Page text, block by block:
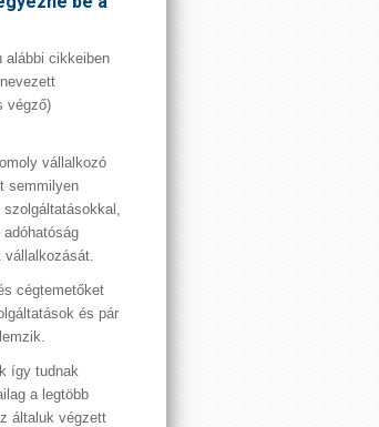
alábbi cikkeiben
végző)
vállalkozó
semmilyen
cégtemetőket
és pár
így tudnak
a legtöbb
általuk végzett